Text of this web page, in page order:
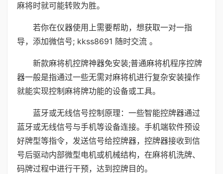
麻将时就可能转败为胜。
若你在仪器使用上需要帮助，想获取一对一指
导，添加微信号; kkss8691 随时交流 。
新款麻将机控牌神器免安装;普通麻将机程序控牌
器一般是指通过一些无需对麻将机进行复杂安装操作
就能实现控制麻将牌功能的设备或工具。
蓝牙或无线信号控制原理：一些智能控牌器通过
蓝牙或无线信号与手机等设备连接。手机端软件预设
好牌型等指令，发送信号给控牌器，控牌器接收到信
号后驱动内部微型电机或机械结构，在麻将机洗牌、
码牌过程中进行干预，达到控牌目的。